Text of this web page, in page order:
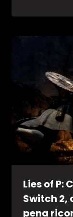
Lies of P:
Switch 2,
pena